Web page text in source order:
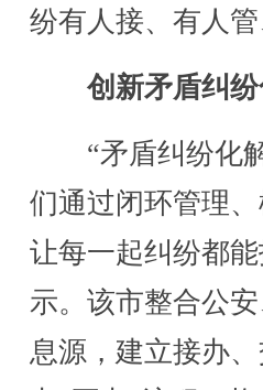
纷有人接、有人管
创新矛盾纠
“矛盾纠纷化解
们通过闭环管理
让每一起纠纷都
示。该市整合公
息源，建立接办